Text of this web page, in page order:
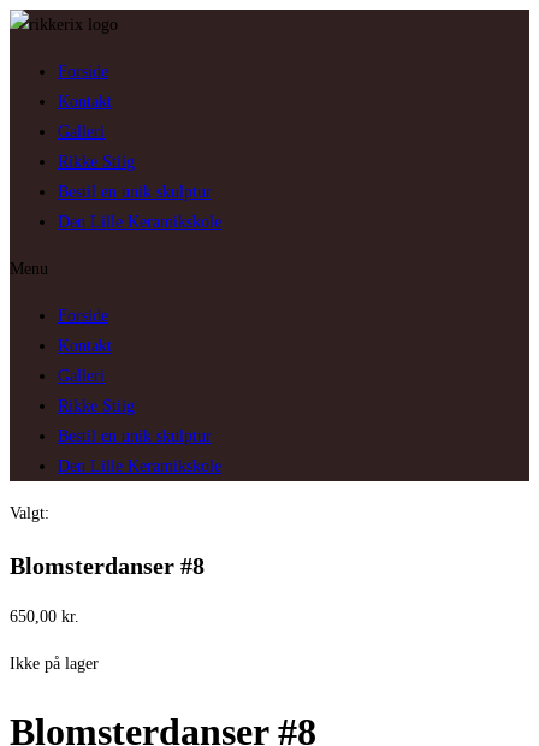
Skip
Forside
Kontakt
Galleri
Rikke Stiig
Bestil en unik skulptur
Den Lille Keramikskole
Menu
Forside
Kontakt
Galleri
Rikke Stiig
Bestil en unik skulptur
Den Lille Keramikskole
Valgt:
Blomsterdanser #8
650,00 kr.
Ikke på lager
Blomsterdanser #8